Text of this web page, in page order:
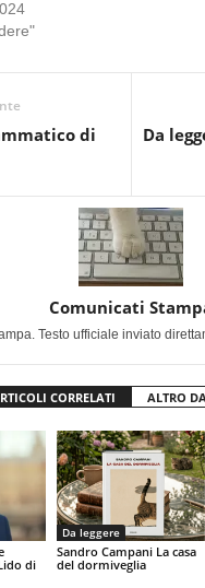
di
Da
Comunicati
Testo ufficiale inviato
CORRELATI ALTRO
di
Da leggere
Sandro Campani La casa
del dormiveglia